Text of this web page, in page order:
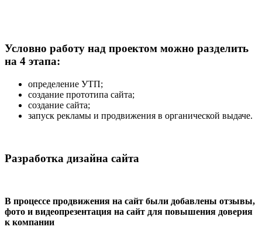
Условно работу над проектом можно разделить
на 4 этапа:
определение УТП;
создание прототипа сайта;
создание сайта;
запуск рекламы и продвижения в органической выдаче.
Разработка дизайна сайта
В процессе продвижения на сайт были добавлены отзывы,
фото и видеопрезентация на сайт для повышения доверия
к компании